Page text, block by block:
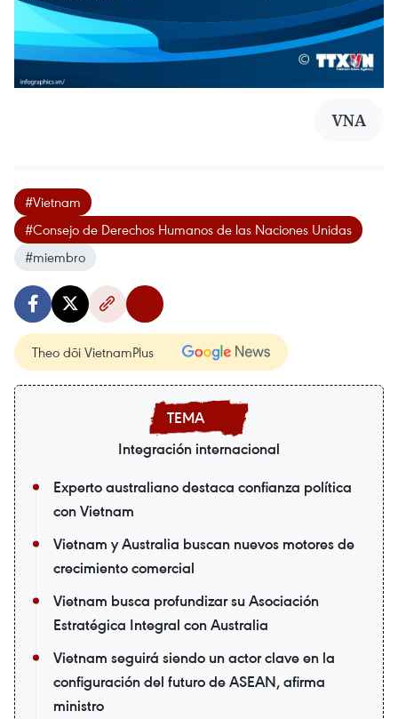
VNA
#Vietnam
#Consejo de Derechos Humanos de las Naciones Unidas
#miembro
Theo dõi VietnamPlus
Integración internacional
Experto australiano destaca confianza política
con Vietnam
Vietnam y Australia buscan nuevos motores de
crecimiento comercial
Vietnam busca profundizar su Asociación
Estratégica Integral con Australia
Vietnam seguirá siendo un actor clave en la
configuración del futuro de ASEAN, afirma
ministro